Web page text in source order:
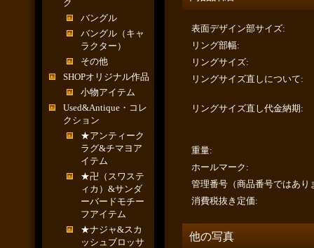
ク
バングル
バングル（キャ
ラクター）
その他
SHOPオリジナル作品
小物アイテム
Used&Antique・コレ
クション
★アンティーク
ラグ&チマヨア
イテム
★卍（スワステ
ィカ）&サンダ
ーバードモチー
フアイテム
★ナジャ&スカ
ッシュブロッサ
表面デザイン部サイズ:
リング部幅:
リングサイズ:
リングサイズ直しについて:
リングサイズ直し代金納期:
重量:
ホールマーク :
管理番号（商品番号ではあり
消費税抜き定価:
他の写真